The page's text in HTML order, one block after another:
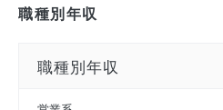
職種別年収
職種別年収